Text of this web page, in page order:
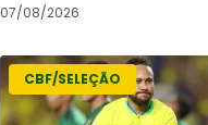
07/08/2026
CBF/SELEÇÃO